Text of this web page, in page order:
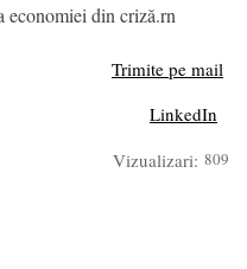
economiei din criză.rn
Trimite pe mail
LinkedIn
Vizualizari: 809